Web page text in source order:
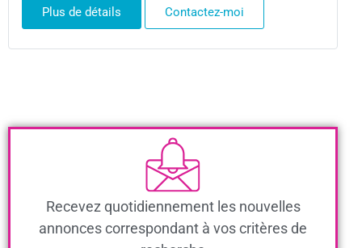
Plus de détails Contactez-moi
Recevez quotidiennement les nouvelles
annonces correspondant à vos critères de